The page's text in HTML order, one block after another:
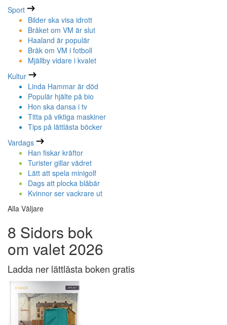
Sport
Bilder ska visa idrott
Bråket om VM är slut
Haaland är populär
Bråk om VM i fotboll
Mjällby vidare i kvalet
Kultur
Linda Hammar är död
Populär hjälte på bio
Hon ska dansa i tv
Titta på viktiga maskiner
Tips på lättlästa böcker
Vardags
Han fiskar kräftor
Turister gillar vädret
Lätt att spela minigolf
Dags att plocka blåbär
Kvinnor ser vackrare ut
Alla Väljare
8 Sidors bok
om valet 2026
Ladda ner lättlästa boken gratis